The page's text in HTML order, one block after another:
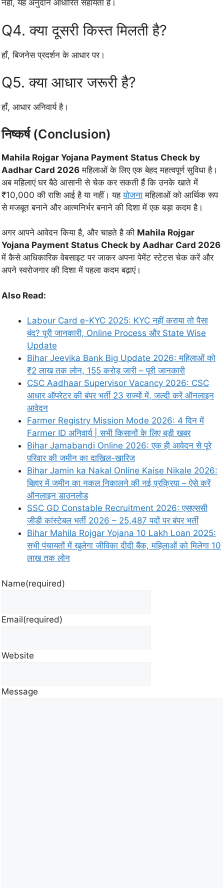
नहीं, यह अनुदान आधारित सहायता है।
Q4. क्या दूसरी किस्त मिलती है?
हाँ, बिजनेस प्रदर्शन के आधार पर।
Q5. क्या आधार जरूरी है?
हाँ, आधार अनिवार्य है।
निष्कर्ष (Conclusion)
Mahila Rojgar Yojana Payment Status Check by
Aadhar Card 2026 महिलाओं के लिए एक बेहद महत्वपूर्ण सुविधा है।
अब महिलाएं घर बैठे आसानी से चेक कर सकती हैं कि उनके खाते में
₹10,000 की राशि आई है या नहीं। यहयोजना महिलाओं को आर्थिक रूप
से मजबूत बनाने और आत्मनिर्भर बनाने की दिशा में एक बड़ा कदम है।
अगर आपने आवेदन किया है, और चाहते है की Mahila Rojgar
Yojana Payment Status Check by Aadhar Card 2026
में कैसे आधिकारिक वेबसाइट पर जाकर अपना पेमेंट स्टेटस चेक करें और
अपने स्वरोजगार की दिशा में पहला कदम बढ़ाएं।
Also Read:
Labour Card e-KYC 2025: KYC नहीं कराया तो पैसा
बंद? पूरी जानकारी, Online Process और State Wise
Update
Bihar Jeevika Bank Big Update 2026: महिलाओं को
₹2 लाख तक लोन, 155 करोड़ जारी – पूरी जानकारी
CSC Aadhaar Supervisor Vacancy 2026: CSC
आधार ऑपरेटर की बंपर भर्ती 23 राज्यों में, जल्दी करें ऑनलाइन
आवेदन
Farmer Registry Mission Mode 2026: 4 दिन में
Farmer ID अनिवार्य | सभी किसानों के लिए बड़ी खबर
Bihar Jamabandi Online 2026: एक ही आवेदन से पूरे
परिवार की जमीन का दाखिल-खारिज
Bihar Jamin ka Nakal Online Kaise Nikale 2026:
बिहार में जमीन का नकल निकालने की नई प्रक्रिया – ऐसे करें
ऑनलाइन डाउनलोड
SSC GD Constable Recruitment 2026: एसएससी
जीडी कांस्टेबल भर्ती 2026 – 25,487 पदों पर बंपर भर्ती
Bihar Mahila Rojgar Yojana 10 Lakh Loan 2025:
सभी पंचायतों में खुलेगा जीविका दीदी बैंक, महिलाओं को मिलेगा 10
लाख तक लोन
Name(required)
Email(required)
Website
Message